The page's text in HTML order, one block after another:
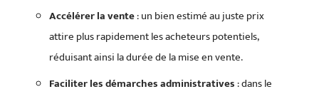
Accélérer la vente: un bien estimé au juste prix
attire plus rapidement les acheteurs potentiels,
réduisant ainsi la durée de la mise en vente.
Faciliter les démarches administratives: dans le